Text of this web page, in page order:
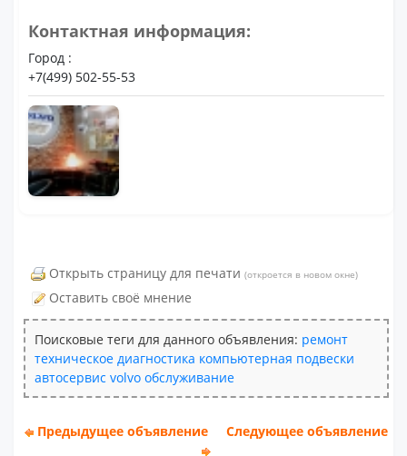
Контактная информация:
Город :
+7(499) 502-55-53
Открыть страницу для печати (откроется в новом окне)
Оставить своё мнение
Поисковые теги для данного объявления: ремонт
техническое диагностика компьютерная подвески
автосервис volvo обслуживание
Предыдущее объявление Следующее объявление